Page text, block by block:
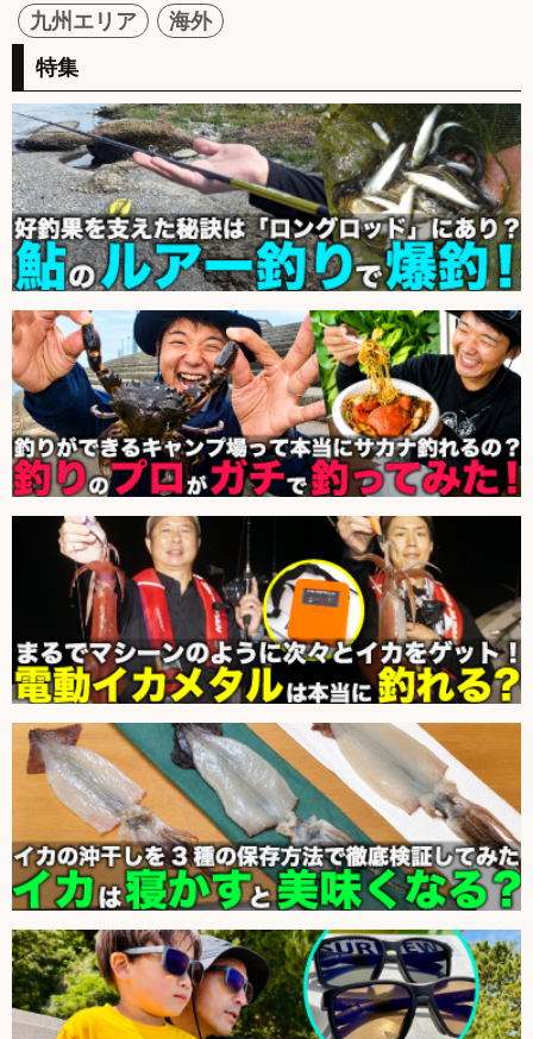
九州エリア
海外
特集